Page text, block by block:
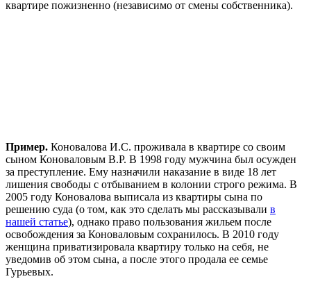
квартире пожизненно (независимо от смены собственника).
Пример. Коновалова И.С. проживала в квартире со своим
сыном Коноваловым В.Р. В 1998 году мужчина был осужден
за преступление. Ему назначили наказание в виде 18 лет
лишения свободы с отбыванием в колонии строго режима. В
2005 году Коновалова выписала из квартиры сына по
решению суда (о том, как это сделать мы рассказывали в
нашей статье), однако право пользования жильем после
освобождения за Коноваловым сохранилось. В 2010 году
женщина приватизировала квартиру только на себя, не
уведомив об этом сына, а после этого продала ее семье
Гурьевых.